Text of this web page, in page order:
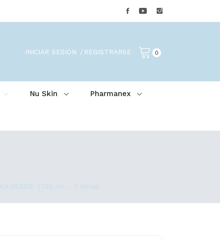
0
INICIAR SESIÓN REGISTRARSE
Nu Skin Pharmanex
VERDE (750 ml. - 5 litros)